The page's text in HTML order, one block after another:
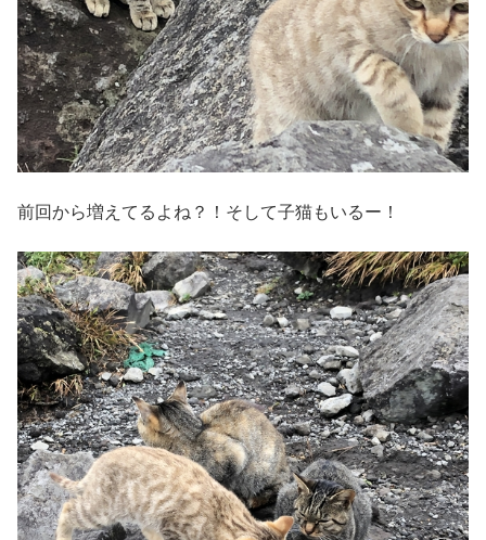
前回から増えてるよね？！そして子猫もいるー！